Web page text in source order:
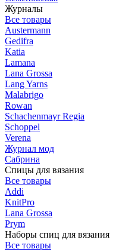
Журналы
Все товары
Austermann
Gedifra
Katia
Lamana
Lana Grossa
Lang Yarns
Malabrigo
Rowan
Schachenmayr Regia
Schoppel
Verena
Журнал мод
Сабрина
Спицы для вязания
Все товары
Addi
KnitPro
Lana Grossa
Prym
Наборы спиц для вязания
Все товары